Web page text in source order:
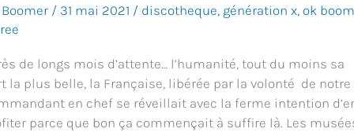
Boomer / 31 mai 2021 / discotheque, génération x, ok
de longs mois d’attente… l’humanité, tout du moins sa
la plus belle, la Française, libérée par la volonté de notre
en chef se réveillait avec la ferme intention
parce que bon ça commençait à suffire là. Les